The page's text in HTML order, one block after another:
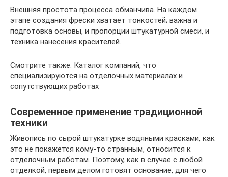
Внешняя простота процесса обманчива. На каждом
этапе создания фрески хватает тонкостей; важна и
подготовка основы, и пропорции штукатурной смеси, и
техника нанесения красителей.
Смотрите также: Каталог компаний, что
специализируются на отделочных материалах и
сопутствующих работах
Современное применение традиционной
техники
Живопись по сырой штукатурке водяными красками, как
это не покажется кому-то странным, относится к
отделочным работам. Поэтому, как в случае с любой
отделкой, первым делом готовят основание, для чего